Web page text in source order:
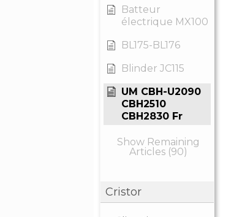
Batteur
électrique MX100
BL175-BL176
Blinder JC115
UM CBH-U2090
CBH2510
CBH2830 Fr
Show Remaining
Articles (90)
Cristor